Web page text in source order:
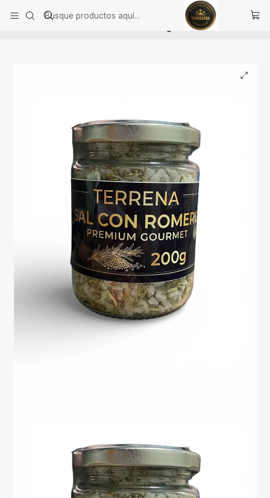
Inicio
Alimentación Saludable
Aderezos, sal con aromas y cremas de ají
Sal de Mar Gourmet con romero de 200 gramos